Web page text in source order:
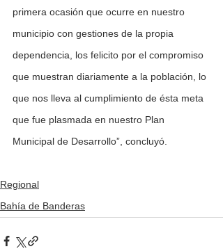
primera ocasión que ocurre en nuestro
municipio con gestiones de la propia
dependencia, los felicito por el compromiso
que muestran diariamente a la población, lo
que nos lleva al cumplimiento de ésta meta
que fue plasmada en nuestro Plan
Municipal de Desarrollo”, concluyó.
Regional
Bahía de Banderas